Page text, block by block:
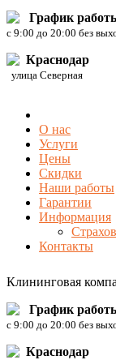
График
c 9:00 до 20:00 без
Краснодар
улица Северная
О нас
Услуги
Цены
Скидки
Наши работы
Гарантии
Информация
Контакты
Клининговая
График
c 9:00 до 20:00 без
Краснодар